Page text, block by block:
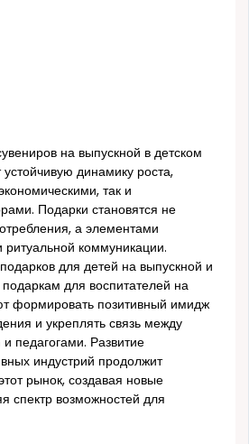
на выпускной в детском
динамику роста,
так и
Подарки становятся не
а элементами
ритуальной коммуникации.
для детей на выпускной и
для воспитателей на
формировать позитивный имидж
и укреплять связь между
педагогами. Развитие
индустрий продолжит
рынок, создавая новые
спектр возможностей для